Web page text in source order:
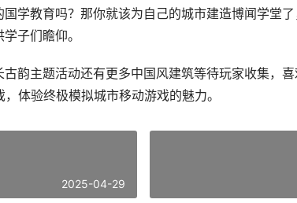
学教育吗？那你就该为自己的城市建造博闻学堂
子们瞻仰。
古韵主题活动还有更多中国风建筑等待玩家收集，
体验终极模拟城市移动游戏的魅力。
2025-04-29